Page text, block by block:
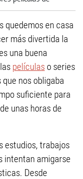
quedemos en casa
más divertida la
una buena
películas o series
nos obligaba
suficiente para
unas horas de
estudios, trabajos
intentan amigarse
Desde